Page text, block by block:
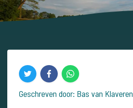
Geschreven door: Bas van Klaveren